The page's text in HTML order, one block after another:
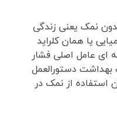
نمک یعنی زندگی
یا همان کلراید
عامل اصلی فشار
دستورالعمل
استفاده از نمک در